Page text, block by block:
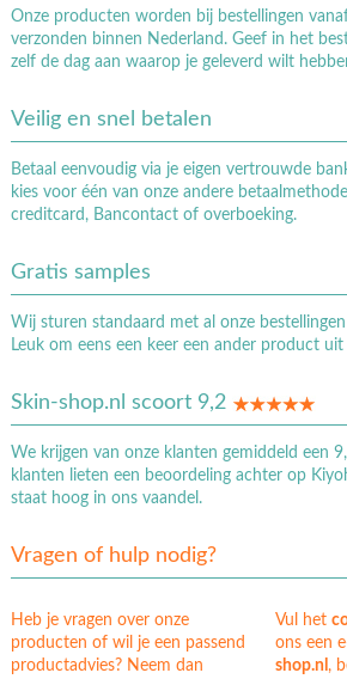
Onze producten worden bij bestellingen
verzonden binnen Nederland. Geef in het
zelf de dag aan waarop je geleverd wilt
Veilig en snel betalen
Betaal eenvoudig via je eigen vertrouwde
kies voor één van onze andere
creditcard, Bancontact of overboeking.
Gratis samples
Wij sturen standaard met al onze
Leuk om eens een keer een ander product
Skin-shop.nl scoort 9,2
We krijgen van onze klanten gemiddeld een
klanten lieten een beoordeling achter op
staat hoog in ons vaandel.
Vragen of hulp nodig?
Heb je vragen over onze
producten of wil je een passend
productadvies? Neem dan
Vul het
ons een
shop.nl,